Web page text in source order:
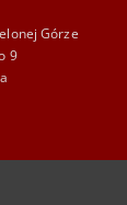
Górze
9